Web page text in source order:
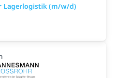
Lagerlogistik (m/w/d)